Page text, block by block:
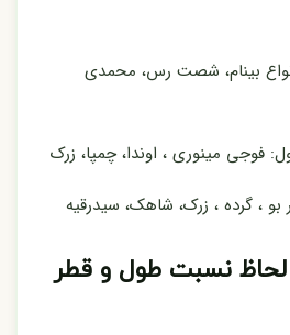
بینام، شصت رس، محمدی
مینوری ، اوندا، چمپا، زرک
بو ، گرده ، زرک، شاهک، سیدرقیه
لحاظ نسبت طول و قطر